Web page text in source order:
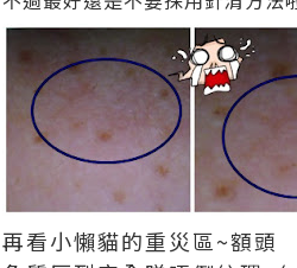
再看小懶貓的重災區~額頭